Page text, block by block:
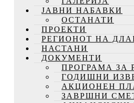
ЈАВНИ НАБАВКИ
ОСТАНАТИ
ПРОЕКТИ
РЕГИОНОТ НА
НАСТАНИ
ДОКУМЕНТИ
ПРОГРАМА ЗА
ГОДИШНИ
АКЦИОНЕН
ЗАВРШНИ